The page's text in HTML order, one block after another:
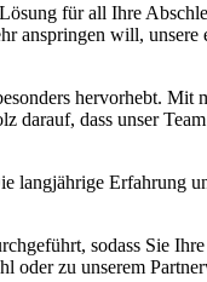
für all Ihre
anspringen will, unsere
hervorhebt. Mit
darauf, dass unser
langjährige Erfahrung
sodass Sie
oder zu unserem